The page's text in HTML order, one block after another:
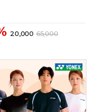
20,000 65,000